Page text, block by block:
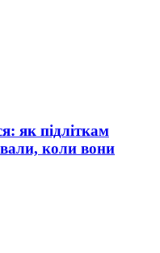
як підліткам
коли вони